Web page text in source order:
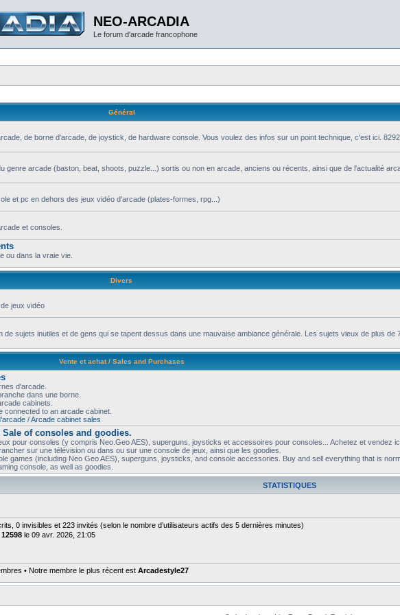
NEO-ARCADIA
Le forum d'arcade francophone
Général
de borne d'arcade, de joystick, de hardware console. Vous voulez des infos sur un point technique, c'est ici. 8292
genre arcade (baston, beat, shoots, puzzle...) sortis ou non en arcade, anciens ou récents, ainsi que de l'actualité
et pc en dehors des jeux vidéo d'arcade (plates-formes, rpg...)
et consoles.
ou dans la vraie vie.
Divers
jeux vidéo
de sujets inutiles et de gens qui se tapent dessus dans une mauvaise ambiance générale. Les sujets vieux de plus de
Vente et achat / Sales and Purchases
d'arcade.
dans une borne.
cabinets.
connected to an arcade cabinet.
/ Arcade cabinet sales
of consoles and goodies.
pour consoles (y compris Neo.Geo AES), superguns, joysticks et accessoires pour consoles... Achetez et vendez
sur une télévision ou dans ou sur une console de jeux, ainsi que les goodies.
games (including Neo Geo AES), superguns, joysticks, and console accessories. Buy and sell everything that is
console, as well as goodies.
STATISTIQUES
0 invisibles et 223 invités (selon le nombre d’utilisateurs actifs des 5 dernières minutes)
12598 le 09 avr. 2026, 21:05
• Notre membre le plus récent est Arcadestyle27